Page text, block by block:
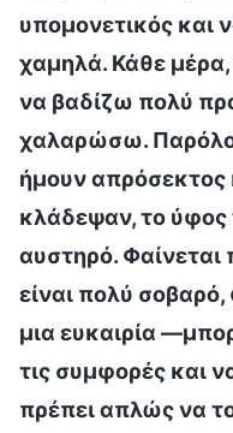
υπομονετικός και
χαμηλά. Κάθε
να βαδίζω πολύ
χαλαρώσω.
ήμουν απρόσεκτος
κλάδεψαν, το ύφος
αυστηρό.
είναι πολύ
μια ευκαιρία
τις συμφορές και
πρέπει απλώς να